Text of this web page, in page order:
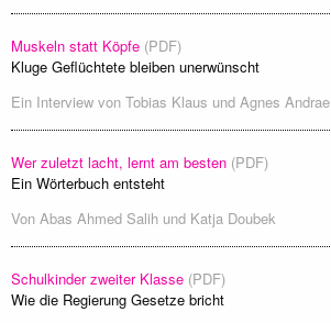
Muskeln statt Köpfe (PDF)
Kluge Geflüchtete bleiben unerwünscht
Ein Interview von Tobias Klaus und Agnes Andrae
Wer zuletzt lacht, lernt am besten (PDF)
Ein Wörterbuch entsteht
Von Abas Ahmed Salih und Katja Doubek
Schulkinder zweiter Klasse (PDF)
Wie die Regierung Gesetze bricht